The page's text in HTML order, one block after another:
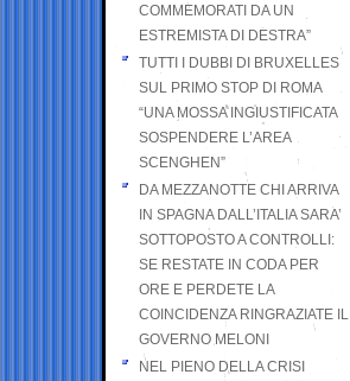
COMMEMORATI DA UN
ESTREMISTA DI DESTRA”
TUTTI I DUBBI DI BRUXELLES
SUL PRIMO STOP DI ROMA
“UNA MOSSA INGIUSTIFICATA
SOSPENDERE L’AREA
SCENGHEN”
DA MEZZANOTTE CHI ARRIVA
IN SPAGNA DALL’ITALIA SARA’
SOTTOPOSTO A CONTROLLI:
SE RESTATE IN CODA PER
ORE E PERDETE LA
COINCIDENZA RINGRAZIATE IL
GOVERNO MELONI
NEL PIENO DELLA CRISI